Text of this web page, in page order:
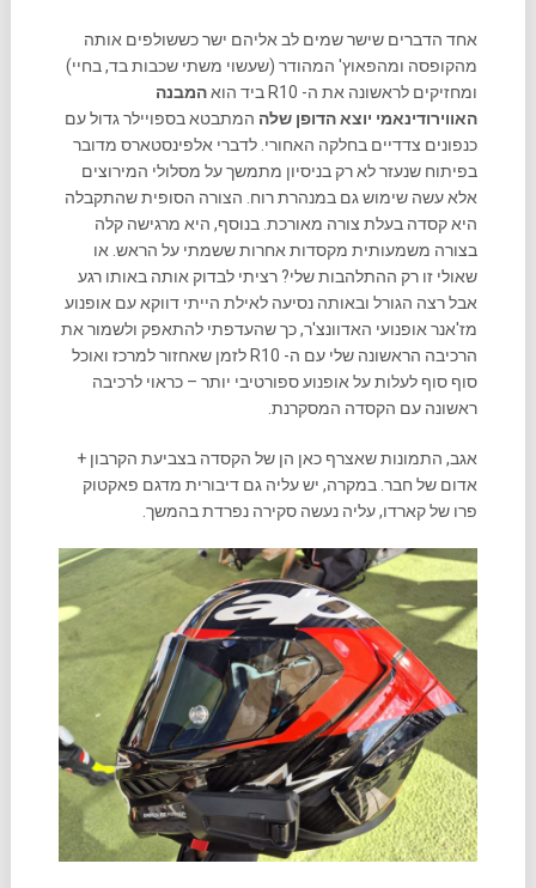
אחד הדברים שישר שמים לב אליהם ישר כששולפים אותה
מהקופסה ומהפאוץ' המהודר (שעשוי משתי שכבות בד, בחיי)
ומחזיקים לראשונה את ה- R10 ביד הוא
המבנה
האווירודינאמי יוצא הדופן שלה המתבטא בספויילר גדול עם
כנפונים צדדיים בחלקה האחורי. לדברי אלפינסטארס מדובר
בפיתוח שנעזר לא רק בניסיון מתמשך על מסלולי המירוצים
אלא עשה שימוש גם במנהרת רוח. הצורה הסופית שהתקבלה
היא קסדה בעלת צורה מאורכת. בנוסף, היא מרגישה קלה
בצורה משמעותית מקסדות אחרות ששמתי על הראש. או
שאולי זו רק ההתלהבות שלי? רציתי לבדוק אותה באותו רגע
אבל רצה הגורל ובאותה נסיעה לאילת הייתי דווקא עם אופנוע
מז'אנר אופנועי האדוונצ'ר, כך שהעדפתי להתאפק ולשמור את
הרכיבה הראשונה שלי עם ה- R10 לזמן שאחזור למרכז ואוכל
סוף סוף לעלות על אופנוע ספורטיבי יותר – כראוי לרכיבה
ראשונה עם הקסדה המסקרנת.
אגב, התמונות שאצרף כאן הן של הקסדה בצביעת הקרבון +
אדום של חבר. במקרה, יש עליה גם דיבורית מדגם פאקטוק
פרו של קארדו, עליה נעשה סקירה נפרדת בהמשך.